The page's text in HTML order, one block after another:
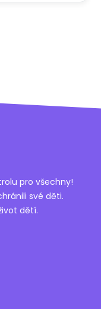
pro všechny!
své děti.
dětí.